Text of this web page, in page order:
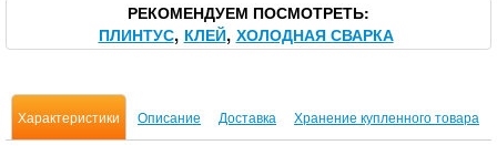
РЕКОМЕНДУЕМ ПОСМОТРЕТЬ
ПЛИНТУС КЛЕЙ ХОЛОДНАЯ СВАРКА
Характеристики Описание Доставка Хранение купленного товара